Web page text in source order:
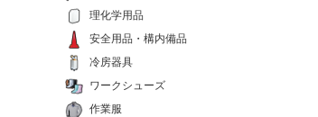
理化学用品
安全用品・構内備品
冷房器具
ワークシューズ
作業服